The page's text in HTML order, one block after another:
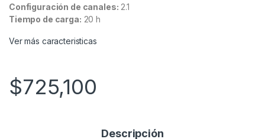
Configuración de canales: 2.1
Tiempo de carga: 20 h
Ver más caracteristicas
$725,100
Descripción